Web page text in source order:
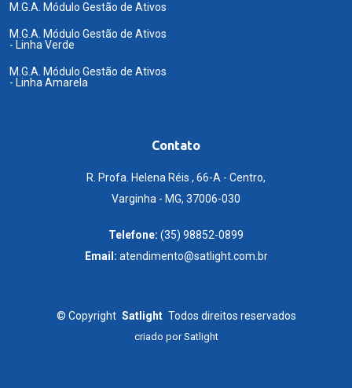
M.G.A. Módulo Gestão de Ativos
M.G.A. Módulo Gestão de Ativos
- Linha Verde
M.G.A. Módulo Gestão de Ativos
- Linha Amarela
Contato
R. Profa. Helena Réis , 66-A - Centro,
Varginha - MG, 37006-030
Telefone: (35) 98852-0899
Email: atendimento@satlight.com.br
© Copyright Satlight Todos direitos reservados
criado porSatlight